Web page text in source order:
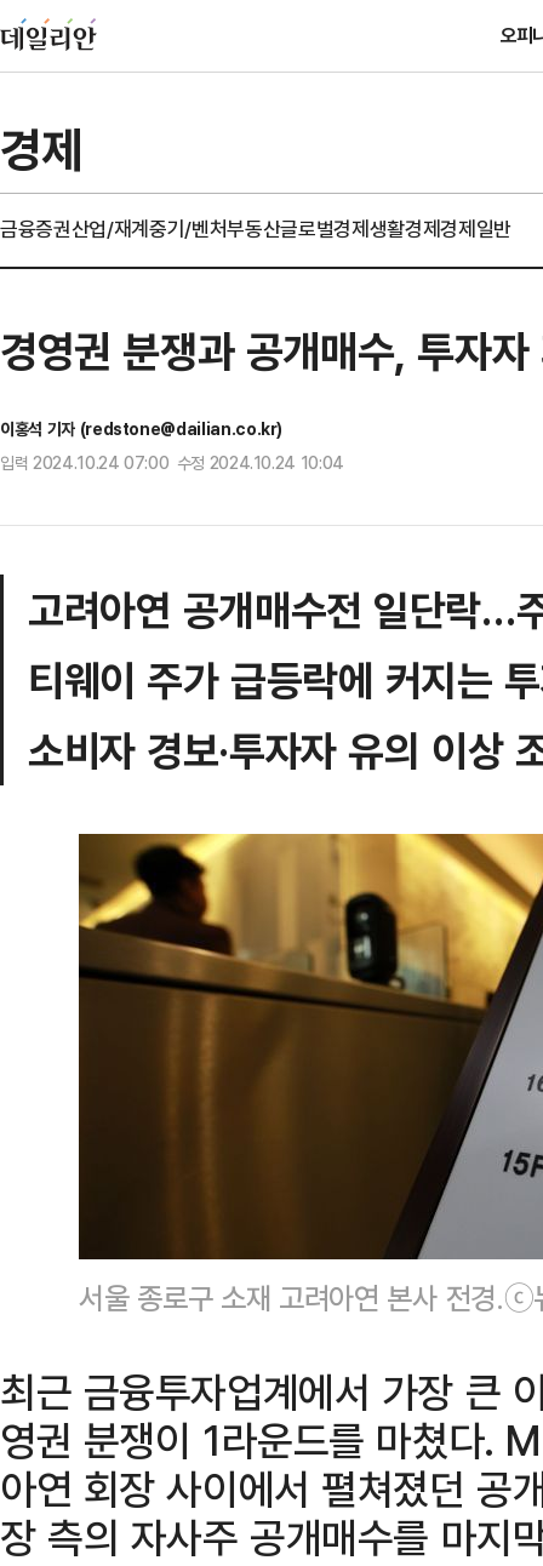
오피
경제
금융증권산업/재계중기/벤처부동산글로벌경제생활경제경제일반
경영권 분쟁과 공개매수, 투자
이홍석 기자 (redstone@dailian.co.kr)
입력 2024.10.24 07:00 수정 2024.10.24 10:04
고려아연 공개매수전 일단락…
티웨이 주가 급등락에 커지는
소비자 경보·투자자 유의 이상
서울 종로구 소재 고려아연 본사 전경.ⓒ
최근 금융투자업계에서 가장 큰
영권 분쟁이 1라운드를 마쳤다.
아연 회장 사이에서 펼쳐졌던 공
장 측의 자사주 공개매수를 마지